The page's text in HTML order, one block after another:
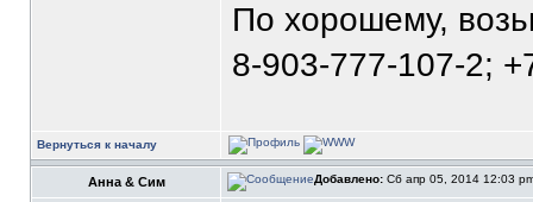
По хорошему,
8-903-777-107-2;
Вернуться к началу
Анна & Сим Добавлено: Сб апр 05, 2014 12:03